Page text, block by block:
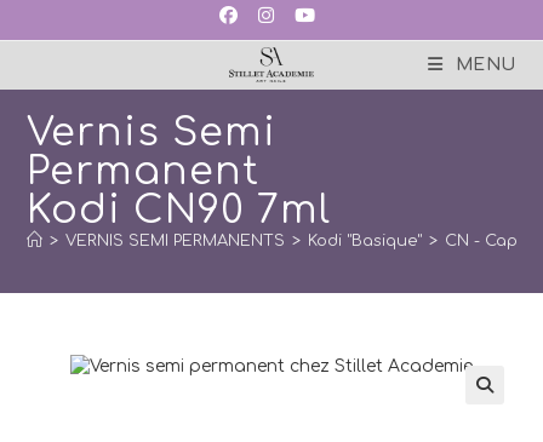
MENU
Vernis Semi
Permanent
Kodi CN90 7ml
> VERNIS SEMI PERMANENTS > Kodi "Basique" > CN -